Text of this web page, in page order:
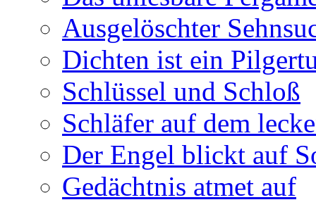
Ausgelöschter
Dichten ist ein
Schlüssel und Schloß
Schläfer auf dem
Der Engel blickt auf
Gedächtnis atmet auf